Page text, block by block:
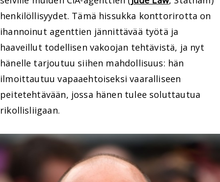
henkilöllisyydet. Tämä hissukka konttorirotta on
ihannoinut agenttien jännittävää työtä ja
haaveillut todellisen vakoojan tehtävistä, ja nyt
hänelle tarjoutuu siihen mahdollisuus: hän
ilmoittautuu vapaaehtoiseksi vaaralliseen
peitetehtävään, jossa hänen tulee soluttautua
rikollisliigaan.